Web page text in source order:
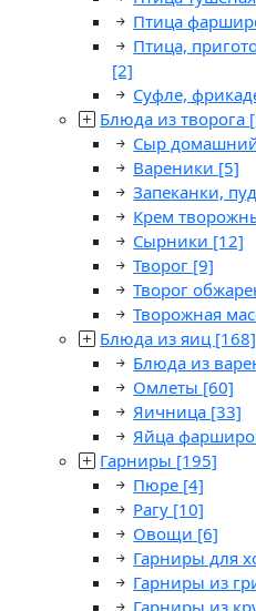
Птица
Птица,
[2]
Суфле,
Блюда из творога
Сыр
Вареники [5]
Запеканки,
Крем
Сырники [12]
Творог [9]
Творог
Творожная
Блюда из яиц [168]
Блюда из
Омлеты [60]
Яичница [33]
Яйца
Гарниры [195]
Пюре [4]
Рагу [10]
Овощи [6]
Гарниры для
Гарниры из